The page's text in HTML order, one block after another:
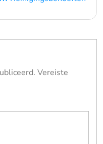
Vereiste